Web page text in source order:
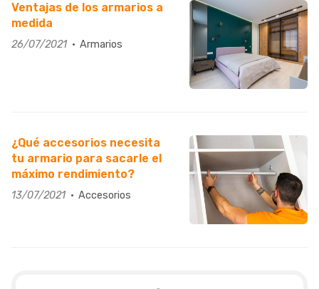
Ventajas de los armarios a
medida
26/07/2021 Armarios
¿Qué accesorios necesita
tu armario para sacarle el
máximo rendimiento?
13/07/2021 Accesorios